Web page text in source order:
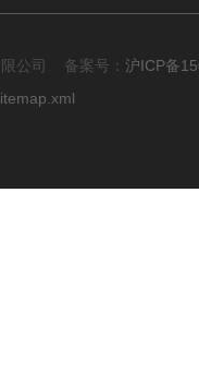
限公司 备案号： 沪ICP备